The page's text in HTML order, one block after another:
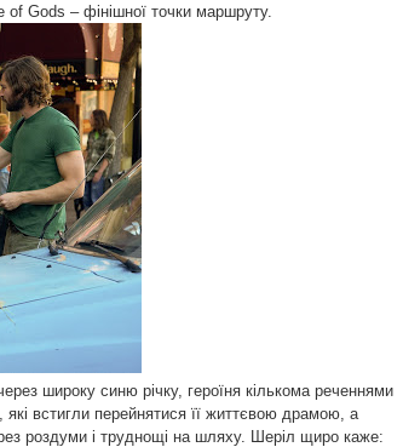
of Gods – фінішної точки маршруту.
широку синю річку, героїня кількома реченнями
встигли перейнятися її життєвою драмою, а
роздуми і труднощі на шляху. Шеріл щиро каже: